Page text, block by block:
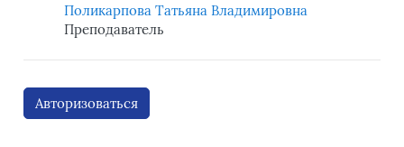
Поликарпова Татьяна Владимировна
Преподаватель
Авторизоваться